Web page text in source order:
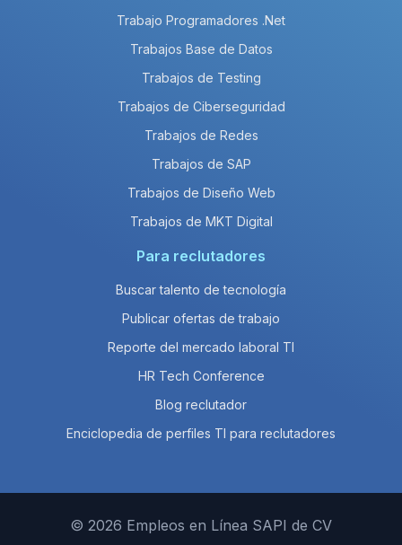
Trabajo Programadores .Net
Trabajos Base de Datos
Trabajos de Testing
Trabajos de Ciberseguridad
Trabajos de Redes
Trabajos de SAP
Trabajos de Diseño Web
Trabajos de MKT Digital
Para reclutadores
Buscar talento de tecnología
Publicar ofertas de trabajo
Reporte del mercado laboral TI
HR Tech Conference
Blog reclutador
Enciclopedia de perfiles TI para reclutadores
© 2026 Empleos en Línea SAPI de CV